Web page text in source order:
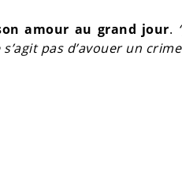
amour au grand jour.
pas d’avouer un crime